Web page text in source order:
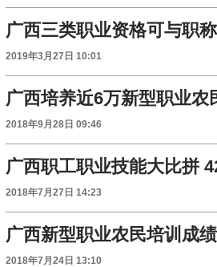
广西三类职业资格可与职
2019年3月27日 10:01
2018年9月28日 09:46
2018年7月27日 14:23
广西新型职业农民培训成
2018年7月24日 13:10